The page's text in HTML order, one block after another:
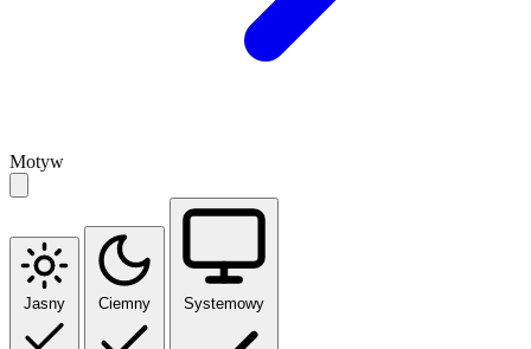
Motyw
Jasny Ciemny Systemowy